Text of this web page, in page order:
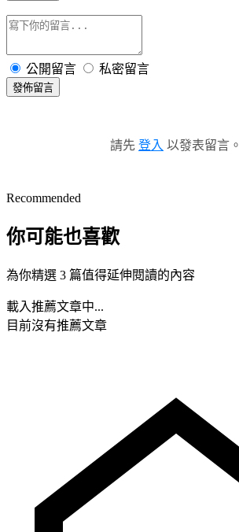
公開留言 私密留言
發佈留言
請先 登入 以發表留言。
Recommended
你可能也喜歡
為你精選 3 篇值得延伸閱讀的內容
載入推薦文章中...
目前沒有推薦文章